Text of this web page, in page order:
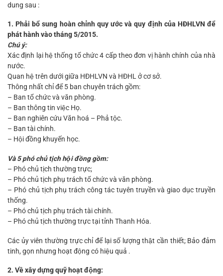
dung sau :
1. Phải bổ sung hoàn chỉnh quy ước và quy định của HĐHLVN để
phát hành vào tháng 5/2015.
Chú ý:
Xác định lại hệ thống tổ chức 4 cấp theo đơn vị hành chính của nhà
nước.
Quan hệ trên dưới giữa HĐHLVN và HĐHL ở cơ sở.
Thông nhất chỉ để 5 ban chuyên trách gồm:
– Ban tổ chức và văn phòng.
– Ban thông tin việc Họ.
– Ban nghiên cứu Văn hoá – Phả tộc.
– Ban tài chính.
– Hội đồng khuyến học.
Và 5 phó chủ tịch hội đồng gồm:
– Phó chủ tịch thường trực;
– Phó chủ tịch phụ trách tổ chức và văn phòng.
– Phó chủ tịch phụ trách công tác tuyên truyền và giao dục truyền
thống.
– Phó chủ tịch phụ trách tài chính.
– Phó chủ tịch thường trực tại tỉnh Thanh Hóa.
Các ủy viên thường trực chỉ để lại số lượng thật cần thiết; Bảo đảm
tinh, gọn nhưng hoạt động có hiệu quả .
2. Về xây dựng quỹ hoạt động: